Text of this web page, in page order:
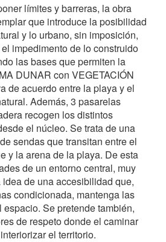
límites y barreras, la obra
que introduce la posibilidad
y lo urbano, sin imposición,
impedimento de lo construido
las bases que permiten la
DUNAR con VEGETACIÓN
de acuerdo entre la playa y el
Además, 3 pasarelas
recogen los distintos
el núcleo. Se trata de una
sendas que transitan entre el
y la arena de la playa. De esta
de un entorno central, muy
de una accesibilidad que,
condicionada, mantenga las
Se pretende también,
de respeto donde el caminar
el territorio.